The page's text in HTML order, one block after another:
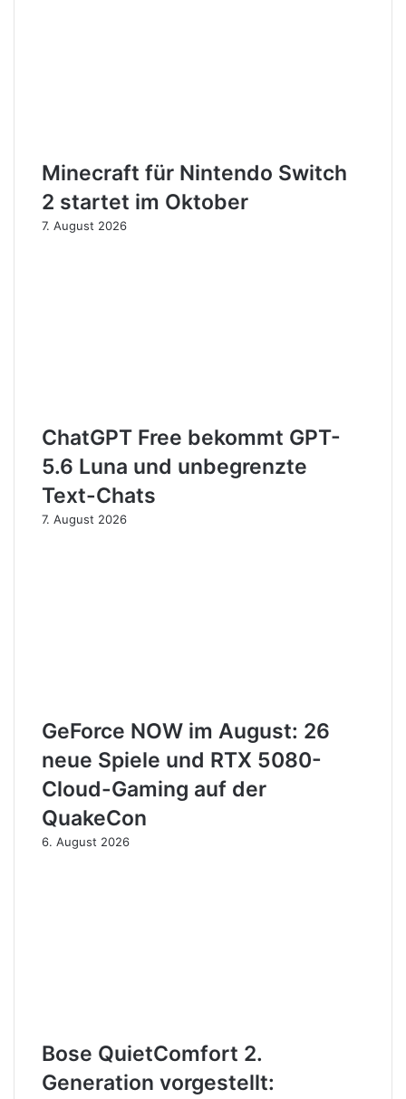
Minecraft für Nintendo Switch
2 startet im Oktober
7. August 2026
ChatGPT Free bekommt GPT-
5.6 Luna und unbegrenzte
Text-Chats
7. August 2026
GeForce NOW im August: 26
neue Spiele und RTX 5080-
Cloud-Gaming auf der
QuakeCon
6. August 2026
Bose QuietComfort 2.
Generation vorgestellt: